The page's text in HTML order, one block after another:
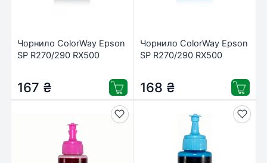
Чорнило ColorWay Epson
SP R270/290 RX500
167 ₴
Чорнило ColorWay Epson
SP R270/290 RX500
168 ₴